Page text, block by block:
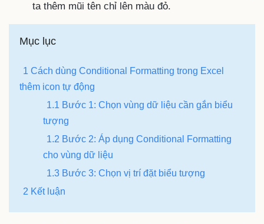
ta thêm mũi tên chỉ lên màu đỏ.
Mục lục
1 Cách dùng Conditional Formatting trong Excel
thêm icon tự động
1.1 Bước 1: Chọn vùng dữ liệu cần gắn biểu
tượng
1.2 Bước 2: Áp dụng Conditional Formatting
cho vùng dữ liệu
1.3 Bước 3: Chọn vị trí đặt biểu tượng
2 Kết luận